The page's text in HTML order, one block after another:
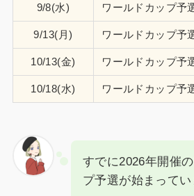
9/8(水) ワールドカップ予
9/13(月) ワールドカップ予
10/13(金) ワールドカップ予
10/18(水) ワールドカップ予
すでに2026年開催
プ予選が始まってい